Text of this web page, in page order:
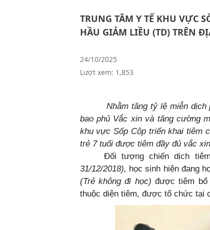
TRUNG TÂM Y TẾ KHU VỰC SỐP CỘP TRIỂN KHAI TIÊM VẮC XIN UỐN VÁN – BẠCH
HẦU GIẢM LIỀU (TD) TRÊN
24/10/2025
Lượt xem: 1,853
Nhằm tăng tỷ lệ miễn dịch
bao phủ Vắc xin và tăng cường
khu vực Sốp Cộp triển khai tiêm
trẻ 7 tuổi được tiêm đầy đủ vắc
Đối tượng chiến dịch
31/12/2018), học sinh hiện đang
(Trẻ không đi học) được tiêm bổ
thuộc diện tiêm, được tổ chức tại